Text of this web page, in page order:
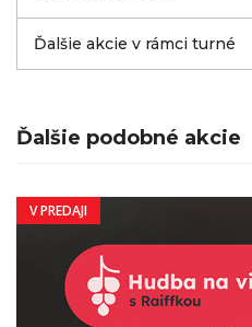
Ďalšie akcie v rámci turné
Ďalšie podobné akcie
V PREDAJI